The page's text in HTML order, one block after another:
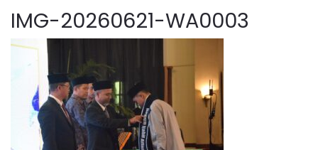
IMG-20260621-WA0003